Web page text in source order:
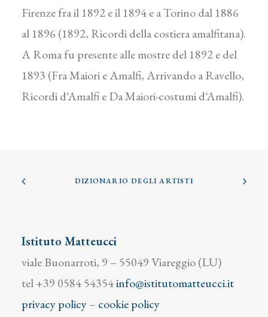
Firenze fra il 1892 e il 1894 e a Torino dal 1886
al 1896 (1892, Ricordi della costiera amalfitana).
A Roma fu presente alle mostre del 1892 e del
1893 (Fra Maiori e Amalfi, Arrivando a Ravello,
Ricordi d‘Amalfi e Da Maiori-costumi d‘Amalfi).
DIZIONARIO DEGLI ARTISTI
Istituto Matteucci
viale Buonarroti, 9 – 55049 Viareggio (LU)
tel +39 0584 54354info@istitutomatteucci.it
privacy policy– cookie policy